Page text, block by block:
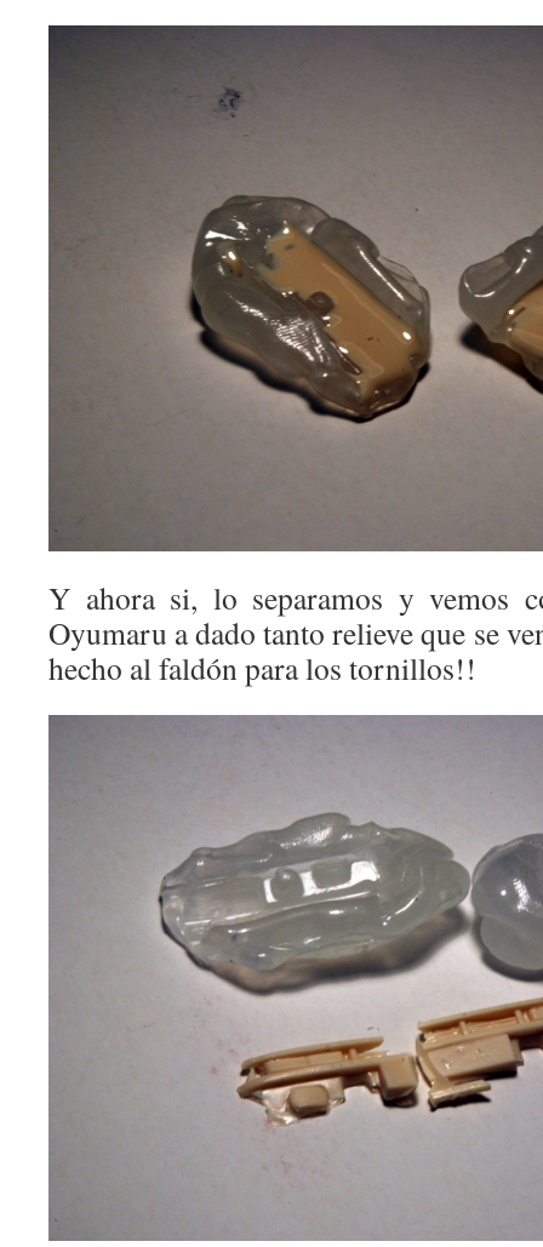
Y ahora si, lo separamos y vemos
Oyumaru a dado tanto relieve que se
hecho al faldón para los tornillos!!